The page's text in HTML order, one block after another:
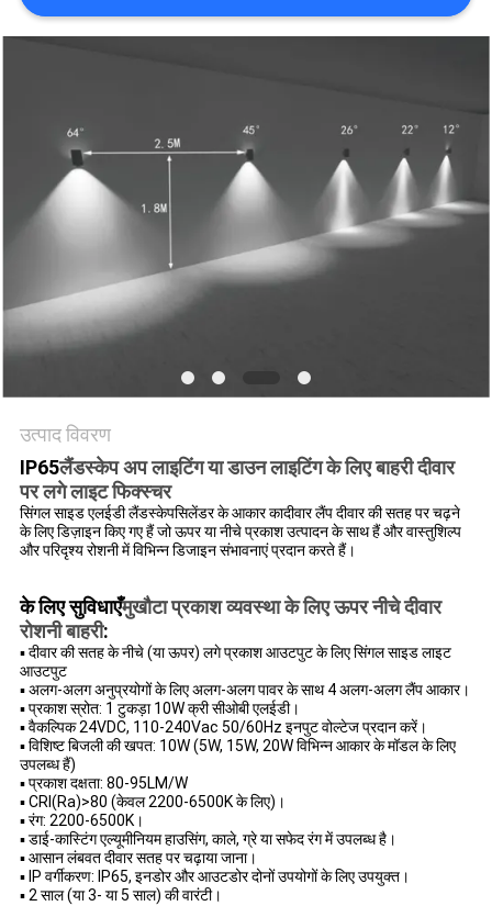
साइटमैप
गोपनीयता
उत्पाद विवरण
IP65लैंडस्केप अप लाइटिंग या डाउन लाइटिंग के लिए बाहरी दीवार
पर लगे लाइट फिक्स्चर
सिंगल साइड एलईडी लैंडस्केपसिलेंडर के आकार कादीवार लैंप दीवार की सतह पर चढ़ने
के लिए डिज़ाइन किए गए हैं जो ऊपर या नीचे प्रकाश उत्पादन के साथ हैं और वास्तुशिल्प
और परिदृश्य रोशनी में विभिन्न डिजाइन संभावनाएं प्रदान करते हैं।
के लिए सुविधाएँमुखौटा प्रकाश व्यवस्था के लिए ऊपर नीचे दीवार
रोशनी बाहरी:
▪ दीवार की सतह के नीचे (या ऊपर) लगे प्रकाश आउटपुट के लिए सिंगल साइड लाइट
आउटपुट
▪ अलग-अलग अनुप्रयोगों के लिए अलग-अलग पावर के साथ 4 अलग-अलग लैंप आकार।
▪ प्रकाश स्रोत: 1 टुकड़ा 10W क्री सीओबी एलईडी।
▪ वैकल्पिक 24VDC, 110-240Vac 50/60Hz इनपुट वोल्टेज प्रदान करें।
▪ विशिष्ट बिजली की खपत: 10W (5W, 15W, 20W विभिन्न आकार के मॉडल के लिए
उपलब्ध हैं)
▪ प्रकाश दक्षता: 80-95LM/W
▪ CRI(Ra)>80 (केवल 2200-6500K के लिए)।
▪ रंग: 2200-6500K।
▪ डाई-कास्टिंग एल्यूमीनियम हाउसिंग, काले, ग्रे या सफेद रंग में उपलब्ध है।
▪ आसान लंबवत दीवार सतह पर चढ़ाया जाना।
▪ IP वर्गीकरण: IP65, इनडोर और आउटडोर दोनों उपयोगों के लिए उपयुक्त।
▪ 2 साल (या 3- या 5 साल) की वारंटी।